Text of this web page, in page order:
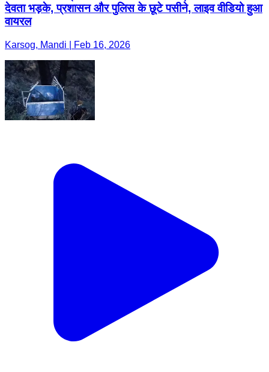
देवता भड़के, प्रशासन और पुलिस के छूटे पसीने, लाइव वीडियो हुआ
वायरल
Karsog, Mandi | Feb 16, 2026